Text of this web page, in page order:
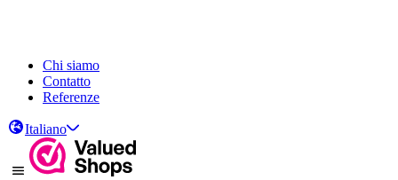
Chi siamo
Contatto
Referenze
Italiano